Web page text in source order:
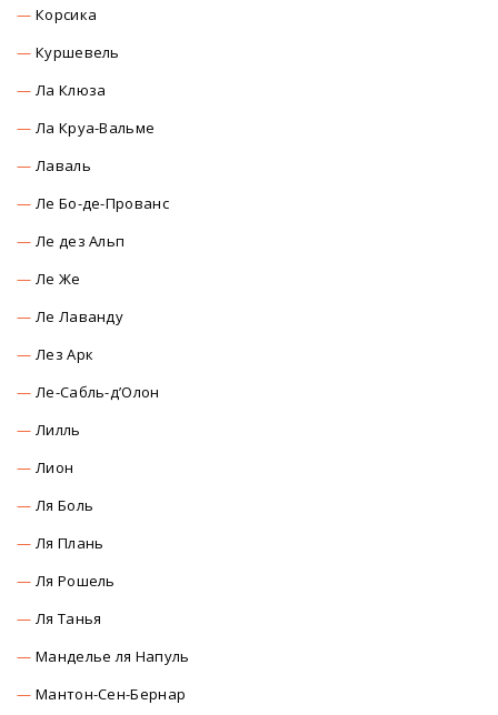
Корсика
Куршевель
Ла Клюза
Ла Круа-Вальме
Лаваль
Ле Бо-де-Прованс
Ле дез Альп
Ле Же
Ле Лаванду
Лез Арк
Ле-Сабль-д’Олон
Лилль
Лион
Ля Боль
Ля Плань
Ля Рошель
Ля Танья
Манделье ля Напуль
Мантон-Сен-Бернар